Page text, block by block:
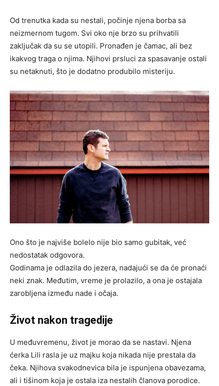
Od trenutka kada su nestali, počinje njena borba sa
neizmernom tugom. Svi oko nje brzo su prihvatili
zaključak da su se utopili. Pronađen je čamac, ali bez
ikakvog traga o njima. Njihovi prsluci za spasavanje ostali
su netaknuti, što je dodatno produbilo misteriju.
Ono što je najviše bolelo nije bio samo gubitak, već
nedostatak odgovora.
Godinama je odlazila do jezera, nadajući se da će pronaći
neki znak. Međutim, vreme je prolazilo, a ona je ostajala
zarobljena između nade i očaja.
Život nakon tragedije
U međuvremenu, život je morao da se nastavi. Njena
ćerka Lili rasla je uz majku koja nikada nije prestala da
čeka. Njihova svakodnevica bila je ispunjena obavezama,
ali i tišinom koja je ostala iza nestalih članova porodice.